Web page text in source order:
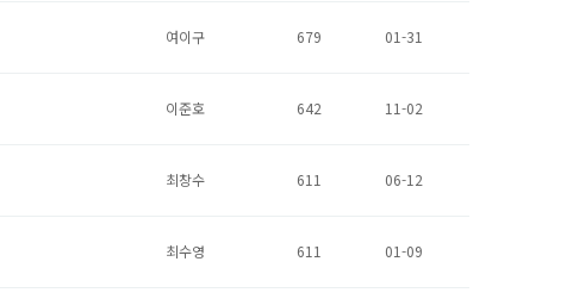
여이구 679 01-31
이준호 642 11-02
최창수 611 06-12
최수영 611 01-09